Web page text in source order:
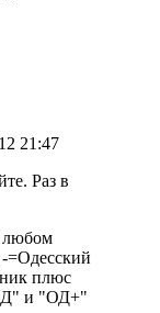
21:47
Раз в
любом
=Одесский
плюс
и "ОД+"